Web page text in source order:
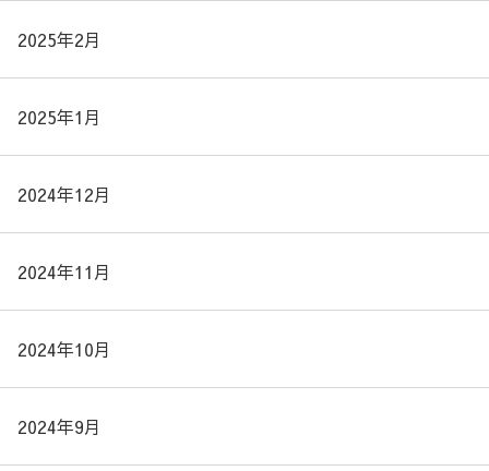
2025年2月
2025年1月
2024年12月
2024年11月
2024年10月
2024年9月